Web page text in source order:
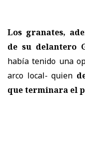
Los granates,
de su delantero
había tenido una
arco local- quien
que terminara el